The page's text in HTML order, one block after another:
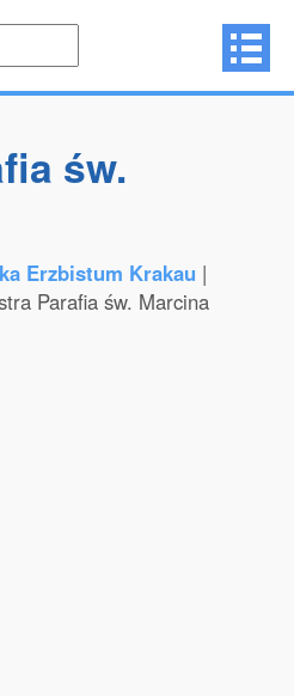
św.
Erzbistum Krakau |
Parafia św. Marcina